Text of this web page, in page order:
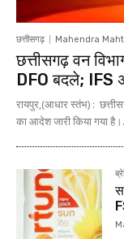
छत्तीसगढ़ Mahendra
छत्तीसगढ़ वन
DFO बदले; IFS
रायपुर,(आधार स्तंभ) :
का आदेश जारी किया गया